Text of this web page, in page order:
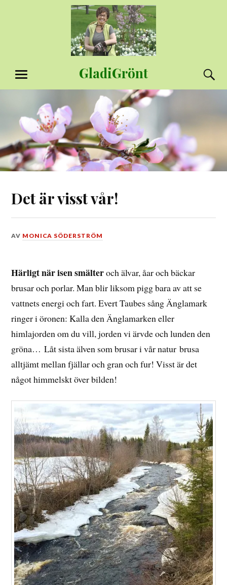
GladiGrönt
MENY
Det är visst vår!
DEN
2016
AV MONICA SÖDERSTRÖM
Härligt när isen smälteroch älvar, åar och bäckar
brusar och porlar. Man blir liksom pigg bara av att se
vattnets energi och fart. Evert Taubes sång Änglamark
ringer i öronen: Kalla den Änglamarken eller
himlajorden om du vill, jorden vi ärvde och lunden den
gröna… Låt sista älven som brusar i vår natur brusa
alltjämt mellan fjällar och gran och fur! Visst är det
något himmelskt över bilden!